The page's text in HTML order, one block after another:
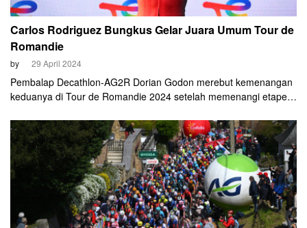
Carlos Rodriguez Bungkus Gelar Juara Umum Tour de
Romandie
by 29 April 2024
Pembalap Decathlon-AG2R Dorian Godon merebut kemenangan
keduanya di Tour de Romandie 2024 setelah memenangi etape
de Romandie 2024 diputuskan menjadi milik cyclist Ineos
Grenadiers Carlos Rodriguez.